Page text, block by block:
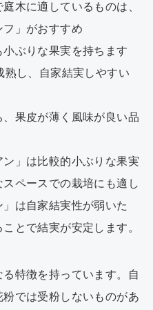
木に適しているものは、
フ」がおすすめ
ぶりな果実を持ちます
熟し、自家結実しやすい
、果皮が薄く風味が良い品
」は比較的小ぶりな果実
ペースでの栽培にも適し
は自家結実性が弱いた
とで結実が安定します。
特徴を持っています。自
では受粉しないものがあ